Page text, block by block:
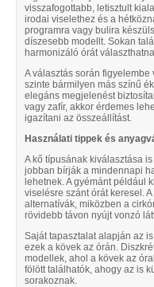
visszafogottabb, letisztult
irodai viselethez és a
programra vagy bulira
díszesebb modellt. Sokan
harmonizáló órát
A választás során figyelembe
szinte bármilyen más színű
elegáns megjelenést
vagy zafír, akkor érdemes
igazítani az összeállítást.
Használati tippek és
A kő típusának kiválasztása
jobban bírják a mindennapi
lehetnek. A gyémánt például
viselésre szánt órát keresel.
alternatívák, miközben a
rövidebb távon nyújt vonzó
Saját tapasztalat alapján az
ezek a kövek az órán.
modellek, ahol a kövek az
fölött találhatók, ahogy az is
sorakoznak.